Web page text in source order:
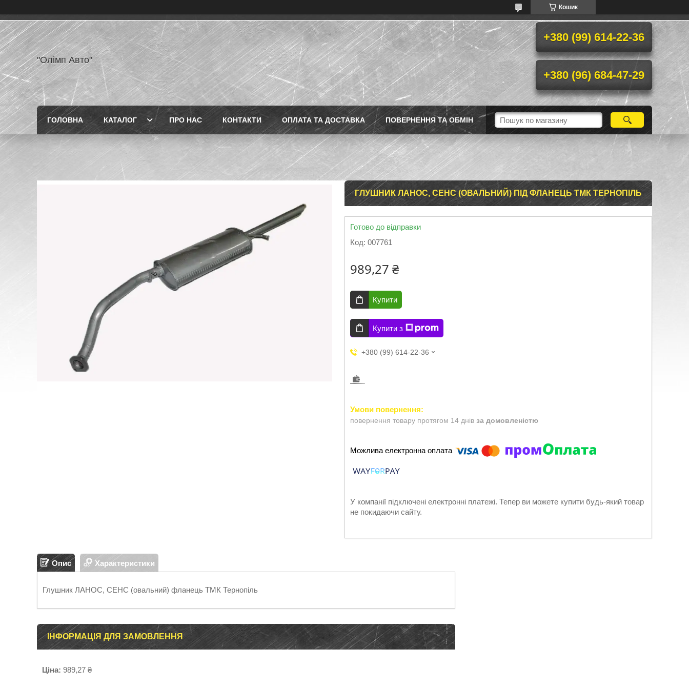
Кошик
"Олімп Авто"
+380 (99) 614-22-36
+380 (96) 684-47-29
ГОЛОВНА КАТАЛОГ ПРО НАС КОНТАКТИ ОПЛАТА ТА ДОСТАВКА ПОВЕРНЕННЯ ТА ОБМІН
ГЛУШНИК ЛАНОС, СЕНС (ОВАЛЬНИЙ) ПІД ФЛАНЕЦЬ ТМК ТЕРНОПІЛЬ
Готово до відправки
Код: 007761
989,27 ₴
Купити
Купити з
+380 (99) 614-22-36
повернення товару протягом 14 днів за домовленістю
У компанії підключені електронні платежі. Тепер ви можете купити будь-який товар
не покидаючи сайту.
Опис Характеристики
Глушник ЛАНОС, СЕНС (овальний) фланець ТМК Тернопіль
ІНФОРМАЦІЯ ДЛЯ ЗАМОВЛЕННЯ
Ціна: 989,27 ₴